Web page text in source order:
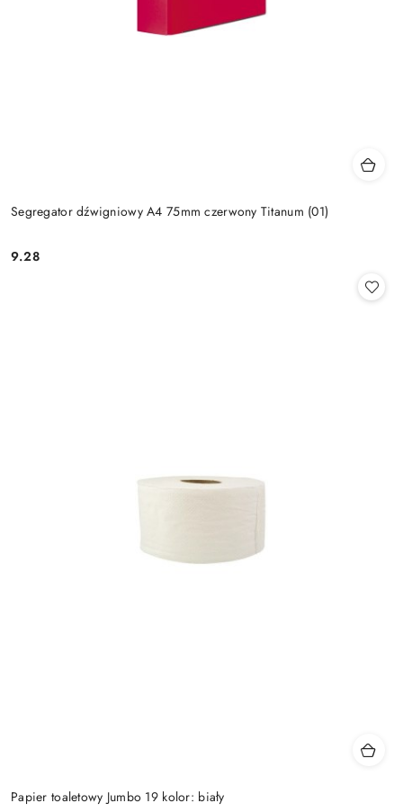
Segregator dźwigniowy A4 75mm czerwony Titanum (01)
Cena:
9.28
Papier toaletowy Jumbo 19 kolor: biały